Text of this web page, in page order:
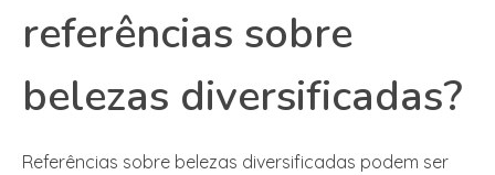
referências sobre
belezas diversificadas?
Referências sobre belezas diversificadas podem ser